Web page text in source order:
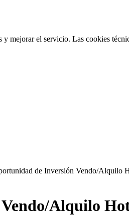
mejorar el servicio. Las cookies
de Inversión Vendo/Alquilo
Alquilo